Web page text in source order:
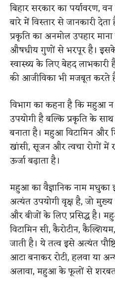
बिहार सरकार का पर्यावरण,
बारे में विस्तार से जानकारी
प्रकृति का अनमोल उपहार
औषधीय गुणों से भरपूर है।
स्वास्थ्य के लिए बेहद लाभकारी
की आजीविका भी मजबूत करते
विभाग का कहना है कि महुआ न
उपयोगी है बल्कि प्रकृति के
बनाता है। महुआ विटामिन और
खांसी, सूजन और त्वचा रोगों में
ऊर्जा बढ़ाता है।
महुआ का वैज्ञानिक नाम
अत्यंत उपयोगी वृक्ष है, जो
और बीजों के लिए प्रसिद्ध है।
विटामिन सी, कैरोटीन,
जाती है। ये तत्व इसे अत्यंत
आटा बनाकर रोटी, हलवा या
अलावा, महुआ के फूलों से शरबत